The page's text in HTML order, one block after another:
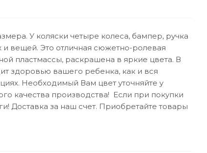
У коляски четыре колеса, бампер, ручка
вещей. Это отличная сюжетно-ролевая
пластмассы, раскрашена в яркие цвета. В
здоровью вашего ребенка, как и вся
Необходимый Вам цвет уточняйте у
качества производства! Если при покупки
Доставка за наш счет. Приобретайте товары